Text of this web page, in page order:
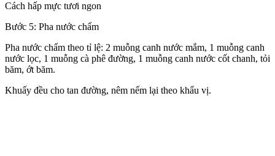
Cách hấp mực tươi ngon
Bước 5: Pha nước chấm
Pha nước chấm theo tỉ lệ: 2 muỗng canh nước mắm, 1 muỗng canh
nước lọc, 1 muỗng cà phê đường, 1 muỗng canh nước cốt chanh, tỏi
băm, ớt băm.
Khuấy đều cho tan đường, nêm nếm lại theo khẩu vị.